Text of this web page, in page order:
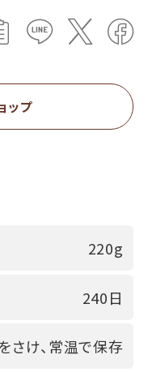
ップ
220g
240日
さけ、常温で保存